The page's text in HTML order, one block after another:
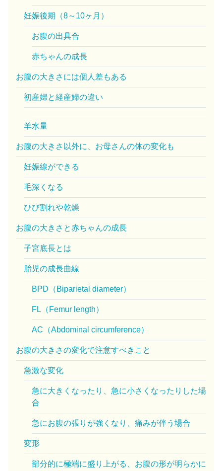
妊娠後期（8～10ヶ月）
お腹の出具合
赤ちゃんの成長
お腹の大きさには個人差もある
初産婦と経産婦の違い
羊水量
お腹の大きさ以外に、お母さんの体の変化も
妊娠線ができる
毛深くなる
ひび割れや乾燥
お腹の大きさと赤ちゃんの成長
子宮底長とは
胎児の成長曲線
BPD（Biparietal diameter）
FL（Femur length）
AC（Abdominal circumference）
お腹の大きさの変化で注意すべきこと
急激な変化
急に大きくなったり、急に小さくなったりした場
合
急にお腹の張りが強くなり、痛みが伴う場合
変形
部分的に極端に盛り上がる、お腹の形が明らかに